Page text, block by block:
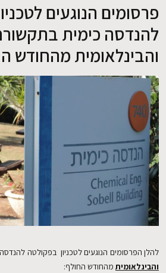
EN
מחקר
חדשות ואירועים
קשרי תעשייה
צרו קשר
פרסומים הנוגעים
להנדסה כימית
והבינלאומית מהחודש
להלן הפרסומים הנוגעים לטכניון בפקולטה
והבינלאומיתמהחודש החולף: